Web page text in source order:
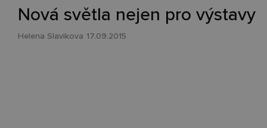
Nová světla nejen pro výstavy
Helena Slavikova 17.09.2015